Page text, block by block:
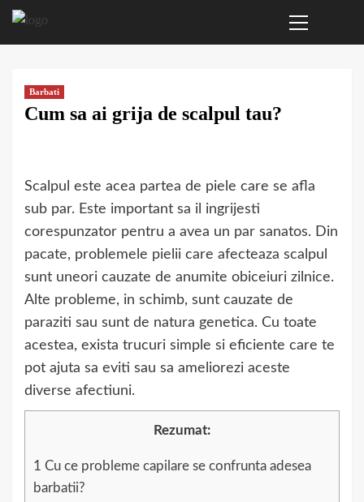
Sari
Menu
Barbati
Cum sa ai grija de scalpul tau?
Scalpul este acea partea de piele care se afla
sub par. Este important sa il ingrijesti
corespunzator pentru a avea un par sanatos. Din
pacate, problemele pielii care afecteaza scalpul
sunt uneori cauzate de anumite obiceiuri zilnice.
Alte probleme, in schimb, sunt cauzate de
paraziti sau sunt de natura genetica. Cu toate
acestea, exista trucuri simple si eficiente care te
pot ajuta sa eviti sau sa ameliorezi aceste
diverse afectiuni.
Rezumat:
1 Cu ce probleme capilare se confrunta adesea
barbatii?